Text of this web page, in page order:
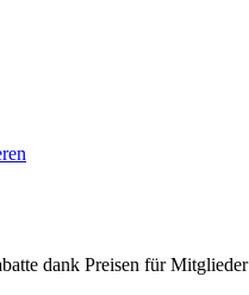
dank Preisen für Mitglieder